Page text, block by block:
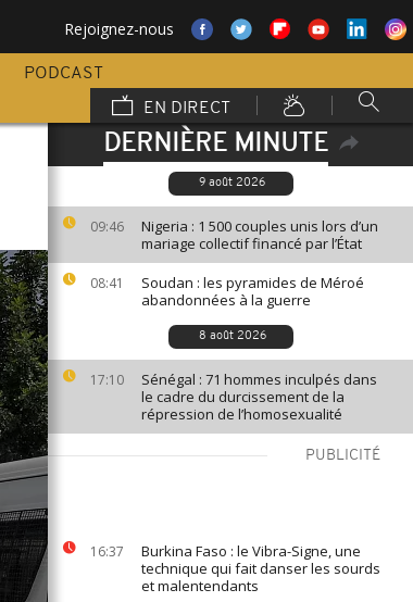
Rejoignez-nous
PODCAST
EN DIRECT
DERNIÈRE MINUTE
9 août 2026
09:46
Nigeria : 1 500 couples unis lors d’un
mariage collectif financé par l’État
08:41
Soudan : les pyramides de Méroé
abandonnées à la guerre
8 août 2026
17:10
Sénégal : 71 hommes inculpés dans
le cadre du durcissement de la
répression de l’homosexualité
PUBLICITÉ
16:37
Burkina Faso : le Vibra-Signe, une
technique qui fait danser les sourds
et malentendants